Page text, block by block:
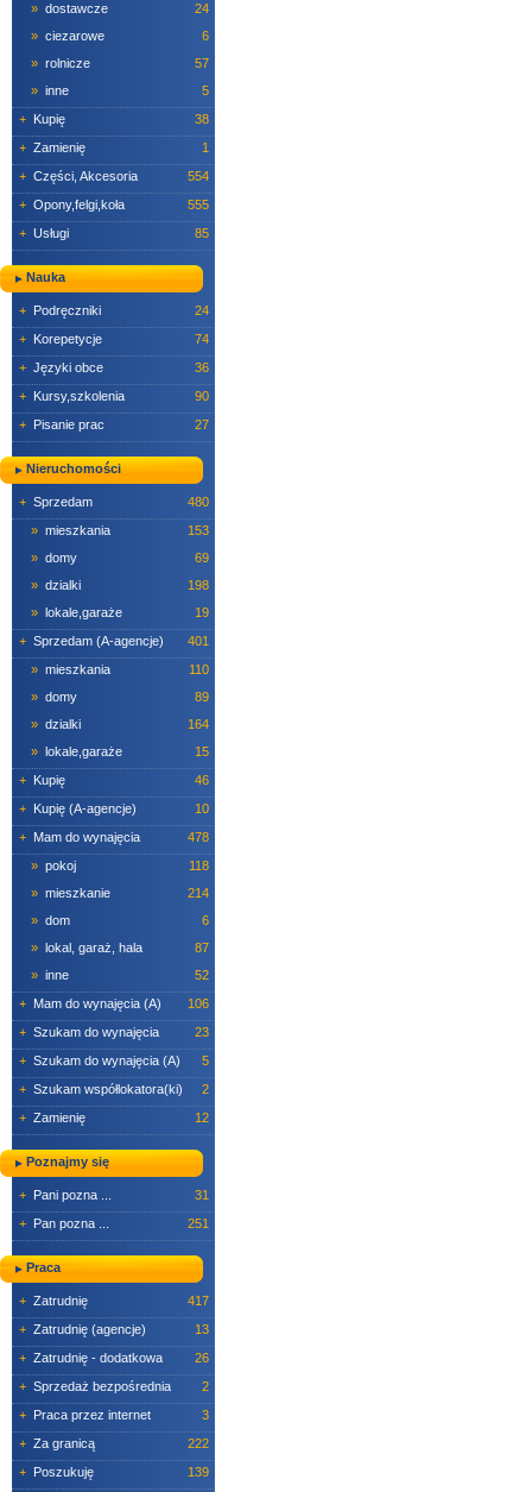
» dostawcze
24
» ciezarowe
6
» rolnicze
57
» inne
5
+ Kupię
38
+ Zamienię
1
+ Części, Akcesoria
554
+ Opony,felgi,koła
555
+ Usługi 85
Nauka
+ Podręczniki
24
+ Korepetycje
74
+ Języki obce
36
+ Kursy,szkolenia
90
+ Pisanie prac 27
Nieruchomości
+ Sprzedam
480
» mieszkania
153
» domy
69
» dzialki
198
» lokale,garaże
19
+ Sprzedam (A-agencje)
401
» mieszkania
110
» domy
89
» dzialki
164
» lokale,garaże
15
+ Kupię
46
+ Kupię (A-agencje)
10
+ Mam do wynajęcia
478
» pokoj
118
» mieszkanie
214
» dom
6
» lokal, garaż, hala
87
» inne
52
+ Mam do wynajęcia (A)
106
+ Szukam do wynajęcia
23
+ Szukam do wynajęcia (A)
5
+ Szukam współlokatora(ki)
2
+ Zamienię 12
Poznajmy się
+ Pani pozna ...
31
+ Pan pozna ... 251
Praca
+ Zatrudnię
417
+ Zatrudnię (agencje)
13
+ Zatrudnię - dodatkowa
26
+ Sprzedaż bezpośrednia
2
+ Praca przez internet
3
+ Za granicą
222
+ Poszukuję
139